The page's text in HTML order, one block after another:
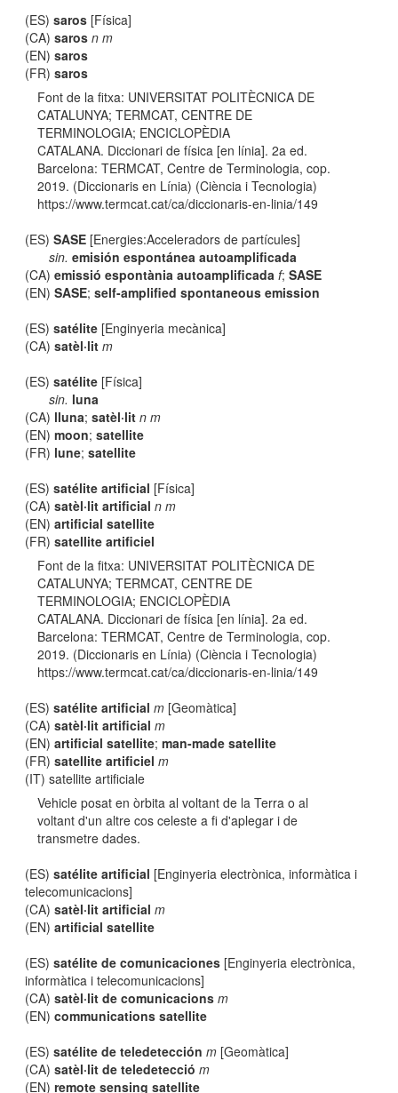
(ES)saros [Física]
(CA)saros n m
(EN)saros
(FR)saros
Font de la fitxa: UNIVERSITAT POLITÈCNICA DE
CATALUNYA; TERMCAT, CENTRE DE
TERMINOLOGIA; ENCICLOPÈDIA
CATALANA. Diccionari de física [en línia]. 2a ed.
Barcelona: TERMCAT, Centre de Terminologia, cop.
2019. (Diccionaris en Línia) (Ciència i Tecnologia)
https://www.termcat.cat/ca/diccionaris-en-linia/149
(ES)SASE [Energies:Acceleradors de partícules]
sin. emisión espontánea autoamplificada
(CA)emissió espontània autoamplificada f;SASE
(EN)SASE;self-amplified spontaneous emission
(ES)satélite [Enginyeria mecànica]
(CA)satèl·lit m
(ES)satélite [Física]
sin. luna
(CA) lluna;satèl·lit n m
(EN)moon;satellite
(FR) lune;satellite
(ES)satélite artificial [Física]
(CA)satèl·lit artificial n m
(EN)artificial satellite
(FR)satellite artificiel
Font de la fitxa: UNIVERSITAT POLITÈCNICA DE
CATALUNYA; TERMCAT, CENTRE DE
TERMINOLOGIA; ENCICLOPÈDIA
CATALANA. Diccionari de física [en línia]. 2a ed.
Barcelona: TERMCAT, Centre de Terminologia, cop.
2019. (Diccionaris en Línia) (Ciència i Tecnologia)
https://www.termcat.cat/ca/diccionaris-en-linia/149
(ES)satélite artificial m [Geomàtica]
(CA)satèl·lit artificial m
(EN)artificial satellite;man-made satellite
(FR)satellite artificiel m
(IT) satellite artificiale
Vehicle posat en òrbita al voltant de la Terra o al
voltant d'un altre cos celeste a fi d'aplegar i de
transmetre dades.
(ES)satélite artificial [Enginyeria electrònica, informàtica i
telecomunicacions]
(CA)satèl·lit artificial m
(EN)artificial satellite
(ES)satélite de comunicaciones [Enginyeria electrònica,
informàtica i telecomunicacions]
(CA)satèl·lit de comunicacions m
(EN)communications satellite
(ES)satélite de teledetección m [Geomàtica]
(CA)satèl·lit de teledetecció m
(EN)remote sensing satellite